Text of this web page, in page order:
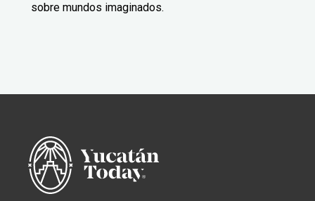
sobre mundos imaginados.